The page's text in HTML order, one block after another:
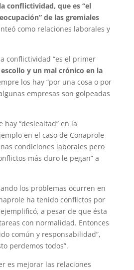
la conflictividad, que es “el
de las gremiales
como relaciones laborales y
conflictividad “es el primer
y un mal crónico en la
los hay “por una cosa o por
empresas son golpeadas
hay “deslealtad” en la
en el caso de Conaprole
condiciones laborales pero
más duro le pegan” a
los problemas ocurren en
ha tenido conflictos por
a pesar de que ésta
con normalidad. Entonces
común y responsabilidad”,
perdemos todos”.
es mejorar las relaciones